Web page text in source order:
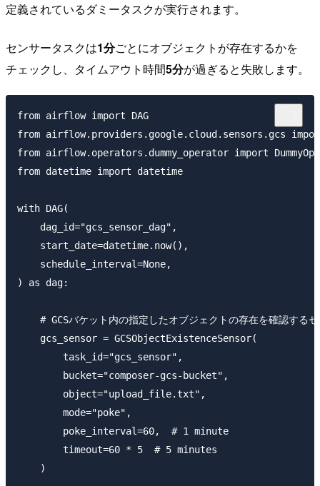
定義されているダミータスクが実行されます。
センサータスクは1分ごとにオブジェクトが存在するかを
チェックし、タイムアウト時間5分が過ぎると失敗します。
from airflow import DAG
from airflow.providers.google.cloud.sensors.gcs import
from airflow.operators.dummy_operator import
from datetime import datetime
with DAG(
    dag_id="gcs_sensor_dag",
    start_date=datetime.now(),
    schedule_interval=None,
) as dag:
# GCSバケット内の指定したオブジェクトの存在を確認する
    gcs_sensor = GCSObjectExistenceSensor(
        task_id="gcs_sensor",
        bucket="composer-gcs-bucket",
        object="upload_file.txt",
        mode="poke",
        poke_interval=60,  # 1 minute
        timeout=60 * 5  # 5 minutes
    )